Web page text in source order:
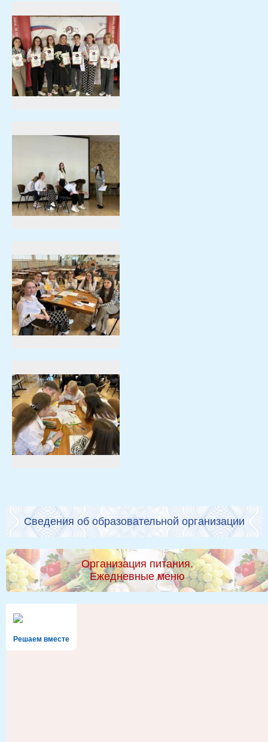
Сведения об образовательной организации
Организация питания.
Ежедневные меню
Решаем вместе